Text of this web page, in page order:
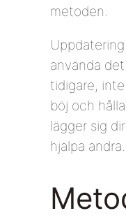
metoden.
använda
tidigare,
böj och
lägger sig
hjälpa andra.